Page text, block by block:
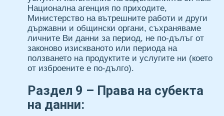
Национална агенция по приходите,
Министерство на вътрешните работи и други
държавни и общински органи, съхраняваме
личните Ви данни за период, не по-дълъг от
законово изискваното или периода на
ползването на продуктите и услугите ни (което
от изброените е по-дълго).
Раздел 9 – Права на субекта
на данни: